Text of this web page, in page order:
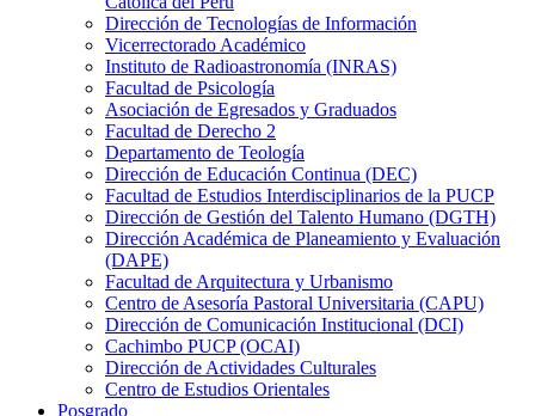
Dirección de Tecnologías de Información
Vicerrectorado Académico
Instituto de Radioastronomía (INRAS)
Facultad de Psicología
Asociación de Egresados y Graduados
Facultad de Derecho 2
Departamento de Teología
Dirección de Educación Continua (DEC)
Facultad de Estudios Interdisciplinarios de la PUCP
Dirección de Gestión del Talento Humano (DGTH)
Dirección Académica de Planeamiento y Evaluación
(DAPE)
Facultad de Arquitectura y Urbanismo
Centro de Asesoría Pastoral Universitaria (CAPU)
Dirección de Comunicación Institucional (DCI)
Cachimbo PUCP (OCAI)
Dirección de Actividades Culturales
Centro de Estudios Orientales
Posgrado